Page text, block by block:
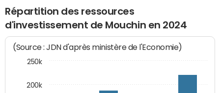
Répartition des ressources
d'investissement de Mouchin en 2024
(Source : JDN d'après ministère de l'Economie)
200k
250k